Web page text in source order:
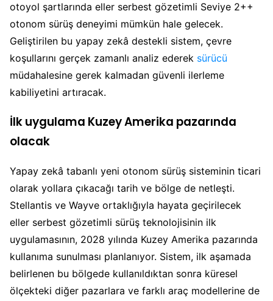
otoyol şartlarında eller serbest gözetimli Seviye 2++
otonom sürüş deneyimi mümkün hale gelecek.
Geliştirilen bu yapay zekâ destekli sistem, çevre
koşullarını gerçek zamanlı analiz ederek sürücü
müdahalesine gerek kalmadan güvenli ilerleme
kabiliyetini artıracak.
İlk uygulama Kuzey Amerika pazarında
olacak
Yapay zekâ tabanlı yeni otonom sürüş sisteminin ticari
olarak yollara çıkacağı tarih ve bölge de netleşti.
Stellantis ve Wayve ortaklığıyla hayata geçirilecek
eller serbest gözetimli sürüş teknolojisinin ilk
uygulamasının, 2028 yılında Kuzey Amerika pazarında
kullanıma sunulması planlanıyor. Sistem, ilk aşamada
belirlenen bu bölgede kullanıldıktan sonra küresel
ölçekteki diğer pazarlara ve farklı araç modellerine de